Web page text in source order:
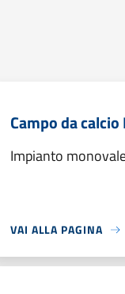
Campo da calcio
Impianto
VAI ALLA PAGINA